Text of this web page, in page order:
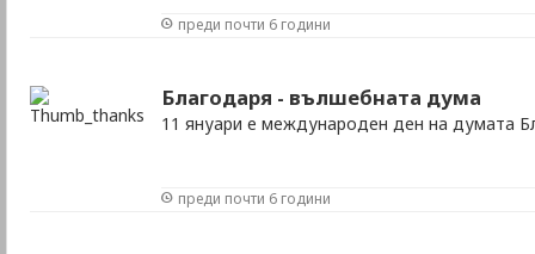
преди почти 6 години
Благодаря - вълшебната дума
11 януари е международен ден на думата
преди почти 6 години